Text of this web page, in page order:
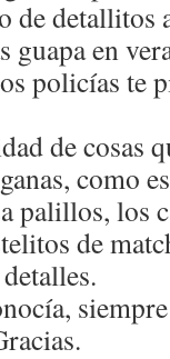
de
guapa en
policías te
de cosas
como
palillos, los
de
siempre